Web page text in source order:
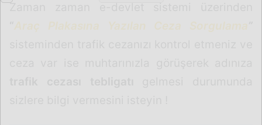
Zaman zaman e-devlet sistemi üzerinden